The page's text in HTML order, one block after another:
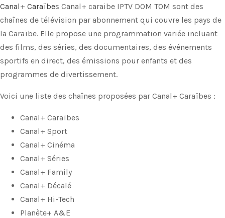
Canal+ Caraïbes Canal+ caraibe IPTV DOM TOM sont des
chaînes de télévision par abonnement qui couvre les pays de
la Caraïbe. Elle propose une programmation variée incluant
des films, des séries, des documentaires, des événements
sportifs en direct, des émissions pour enfants et des
programmes de divertissement.
Voici une liste des chaînes proposées par Canal+ Caraïbes :
Canal+ Caraïbes
Canal+ Sport
Canal+ Cinéma
Canal+ Séries
Canal+ Family
Canal+ Décalé
Canal+ Hi-Tech
Planète+ A&E